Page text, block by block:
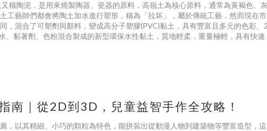
稱陶泥，是用來燒製陶器、瓷器的原料，高嶺土為核心原料，通常為黃褐色、
工藝師們都會將陶土加水進行塑形，稱為「拉坏」，屬於傳統工藝，然而現在市
，混合了可塑劑與顏料，變成高分子塑膠(PVC)黏土，具有豐富且多元的色彩。
、黏著劑、色粉混合製成的新型環保水性黏土，質地輕柔，重量極輕，具有快速
南｜從2D到3D，兒童益智手作全攻略！
，以其精細、小巧的顆粒為特色，能拼裝出從動漫人物到建築物等豐富造型，這